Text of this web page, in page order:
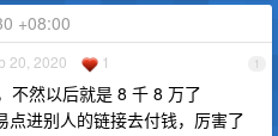
+08:00
1
20, 2020 1
不然以后就是 8 千 8 万了
进别人的链接去付钱，厉害了